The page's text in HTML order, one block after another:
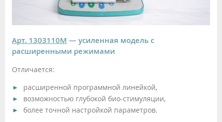
Арт. 1303110М — усиленная модель с
расширенными режимами
Отличается:
расширенной программной линейкой,
возможностью глубокой био-стимуляции,
более точной настройкой параметров.